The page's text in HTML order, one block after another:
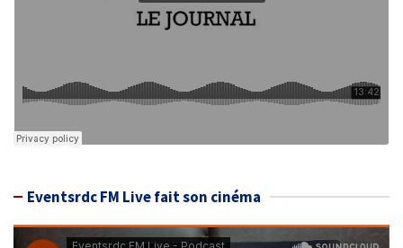
Eventsrdc FM Live fait son cinéma